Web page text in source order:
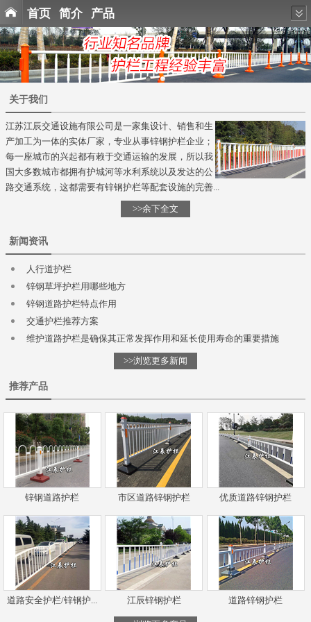
首页 简介 产品
关于我们
江苏江辰交通设施有限公司是一家集设计、销售和生
产加工为一体的实体厂家，专业从事锌钢护栏企业；
每一座城市的兴起都有赖于交通运输的发展，所以我
国大多数城市都拥有护城河等水利系统以及发达的公
路交通系统，这都需要有锌钢护栏等配套设施的完善...
>>余下全文
新闻资讯
人行道护栏
锌钢草坪护栏用哪些地方
锌钢道路护栏特点作用
交通护栏推荐方案
维护道路护栏是确保其正常发挥作用和延长使用寿命的重要措施
>>浏览更多新闻
推荐产品
锌钢道路护栏 市区道路锌钢护栏 优质道路锌钢护栏
道路安全护栏/锌钢护... 江辰锌钢护栏 道路锌钢护栏